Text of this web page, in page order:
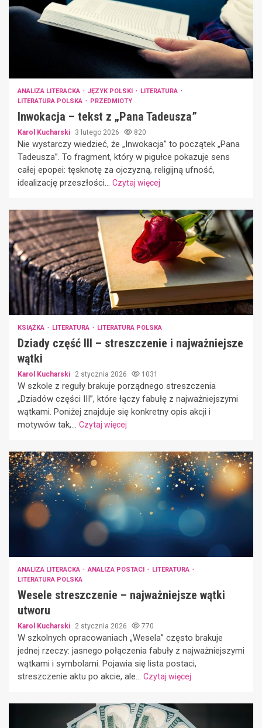
ANALIZA LITERACKA JĘZYK POLSKI
LITERATURA
LITERATURA POLSKA
PRZEDMIOTY
Inwokacja – tekst z „Pana Tadeusza”
Karol Kucharski 3 lutego 2026 820
Nie wystarczy wiedzieć, że „Inwokacja” to początek „Pana
Tadeusza”. To fragment, który w pigułce pokazuje sens
całej epopei: tęsknotę za ojczyzną, religijną ufność,
idealizację przeszłości... Czytaj więcej
KSIĄŻKA LITERATURA LITERATURA POLSKA
Dziady część III – streszczenie i najważniejsze
wątki
Karol Kucharski 2 stycznia 2026 1031
W szkole z reguły brakuje porządnego streszczenia
„Dziadów części III”, które łączy fabułę z najważniejszymi
wątkami. Poniżej znajduje się konkretny opis akcji i
motywów tak,... Czytaj więcej
ANALIZA LITERACKA ANALIZA POSTACI
LITERATURA
LITERATURA POLSKA
Wesele streszczenie – najważniejsze wątki
utworu
Karol Kucharski 2 stycznia 2026 770
W szkolnych opracowaniach „Wesela” często brakuje
jednej rzeczy: jasnego połączenia fabuły z najważniejszymi
wątkami i symbolami. Pojawia się lista postaci,
streszczenie aktu po akcie, ale... Czytaj więcej